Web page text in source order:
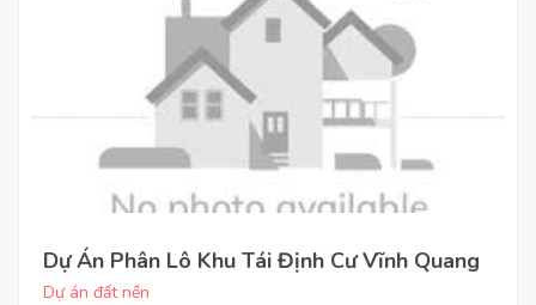
Dự Án Phân Lô Khu Tái Định Cư Vĩnh Quang
Dự án đất nền